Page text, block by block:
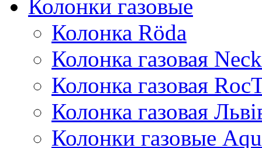
Колонки газовые
Колонка Rӧda
Колонка газовая
Колонка газовая
Колонка газовая
Колонки газовые